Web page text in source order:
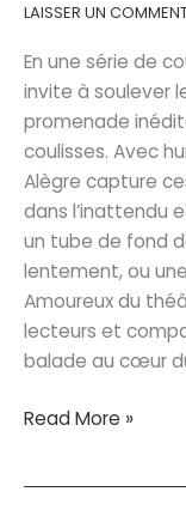
LAISSER UN
En une série de
invite à soulever
promenade
coulisses. Avec
Alègre capture
dans l’inattendu
un tube de fond
lentement, ou
Amoureux du
lecteurs et
balade au cœur
La
Read More »